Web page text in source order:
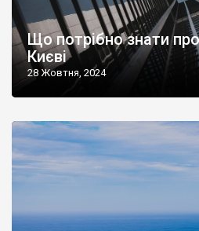
Що потрібно знати
Києві
28 Жовтня, 2024